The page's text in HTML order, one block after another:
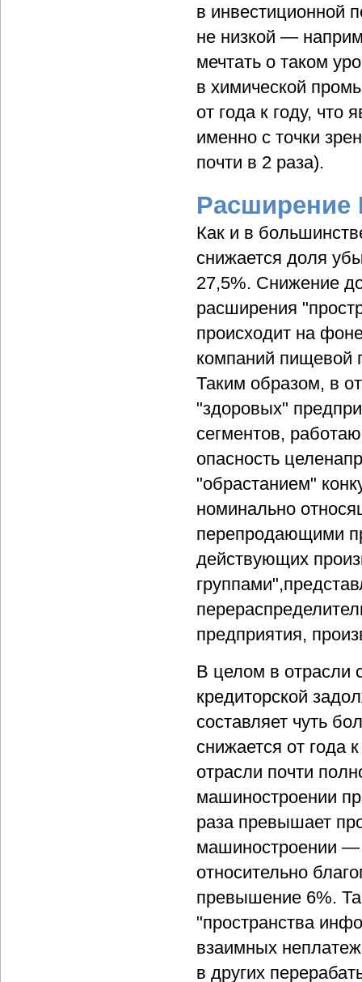
в инвестиционной
не низкой —
мечтать о таком
в химической
от года к году, что
именно с точки
почти в 2 раза).
Расширение
Как и в
снижается доля
27,5%. Снижение
расширения
происходит на
компаний пищевой
Таким образом, в
"здоровых"
сегментов,
опасность
"обрастанием"
номинально
перепродающими
действующих
предприятия,
В целом в отрасли
кредиторской
составляет чуть
снижается от года
отрасли почти
машиностроении
раза превышает
машиностроении —
относительно
превышение 6%.
"пространства
взаимных
в других